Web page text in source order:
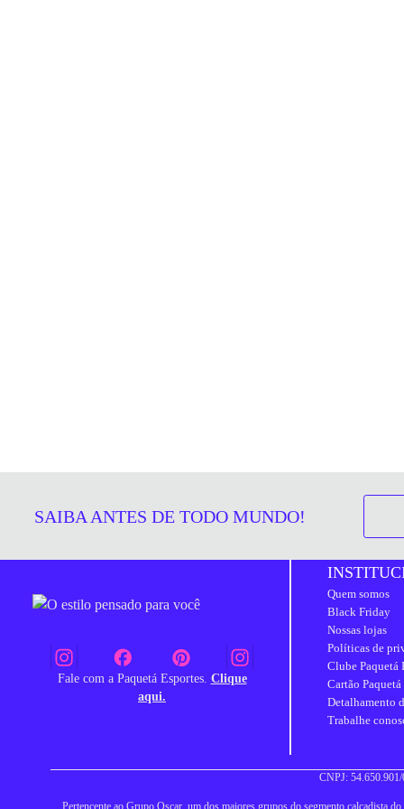
SAIBA ANTES DE TODO MUNDO!
Fale com a Paquetá Esportes. Clique
aqui.
Quem somos
Black Friday
Nossas lojas
Políticas de
Clube Paquetá
Cartão Paquetá
Detalhamento
Trabalhe
CNPJ:
Pertencente ao Grupo Oscar, um dos maiores grupos do segmento calçadista